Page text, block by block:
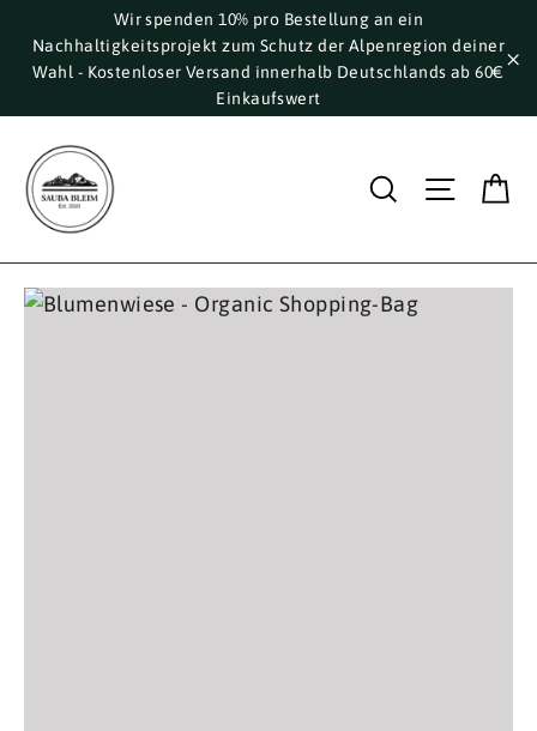
zum
Inhalt
Wir spenden 10% pro Bestellung an ein
Nachhaltigkeitsprojekt zum Schutz der Alpenregion deiner
Wahl - Kostenloser Versand innerhalb Deutschlands ab 60€
Einkaufswert
Suche